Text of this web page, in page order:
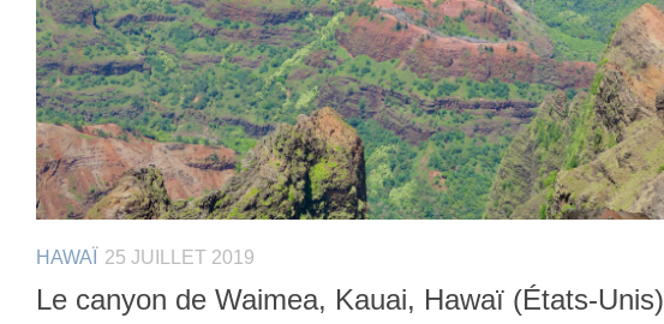
HAWAÏ 25 JUILLET 2019
Le canyon de Waimea, Kauai, Hawaï (États-Unis)